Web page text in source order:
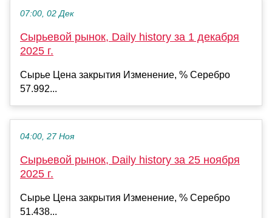
07:00, 02 Дек
Сырьевой рынок, Daily history за 1 декабря
2025 г.
Сырье Цена закрытия Изменение, % Серебро
57.992...
04:00, 27 Ноя
Сырьевой рынок, Daily history за 25 ноября
2025 г.
Сырье Цена закрытия Изменение, % Серебро
51.438...